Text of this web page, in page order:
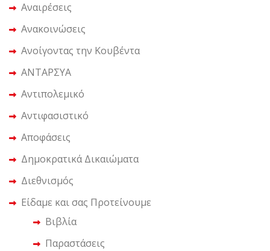
Αναιρέσεις
Ανακοινώσεις
Ανοίγοντας την Κουβέντα
ΑΝΤΑΡΣΥΑ
Αντιπολεμικό
Αντιφασιστικό
Αποφάσεις
Δημοκρατικά Δικαιώματα
Διεθνισμός
Είδαμε και σας Προτείνουμε
Βιβλία
Παραστάσεις